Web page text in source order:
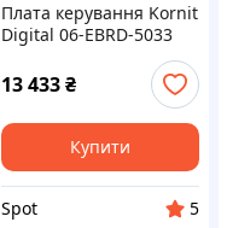
Плата керування Kornit
Digital 06-EBRD-5033
REV:2 для текстильного
принтера оригінальна
13 433 ₴
Купити
Spot
5